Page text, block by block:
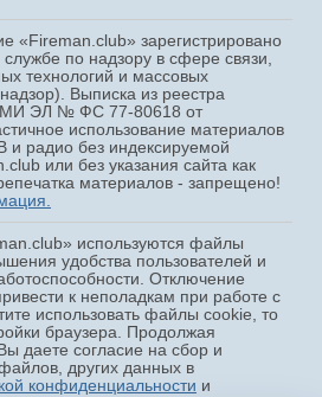
«Fireman.club» зарегистрировано
по надзору в сфере связи,
технологий и массовых
Выписка из реестра
ЭЛ № ФС 77-80618 от
использование материалов
и радио без индексируемой
или без указания сайта как
материалов - запрещено!
используются файлы
удобства пользователей и
Отключение
к неполадкам при работе с
использовать файлы cookie, то
браузера. Продолжая
даете согласие на сбор и
других данных в
конфиденциальности и